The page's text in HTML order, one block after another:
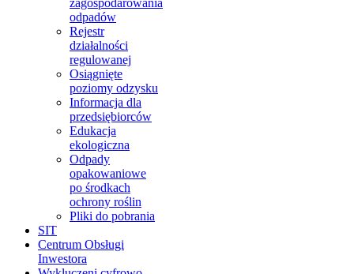
odpadów
Rejestr
działalności
regulowanej
Osiągnięte
poziomy odzysku
Informacja dla
przedsiębiorców
Edukacja
ekologiczna
Odpady
opakowaniowe
po środkach
ochrony roślin
Pliki do pobrania
SIT
Centrum Obsługi
Inwestora